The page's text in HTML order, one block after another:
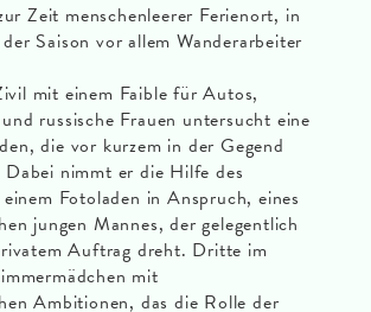
Zeit menschenleerer Ferienort, in
Saison vor allem Wanderarbeiter
mit einem Faible für Autos,
russische Frauen untersucht eine
die vor kurzem in der Gegend
nimmt er die Hilfe des
Fotoladen in Anspruch, eines
jungen Mannes, der gelegentlich
Auftrag dreht. Dritte im
mit
Ambitionen, das die Rolle der